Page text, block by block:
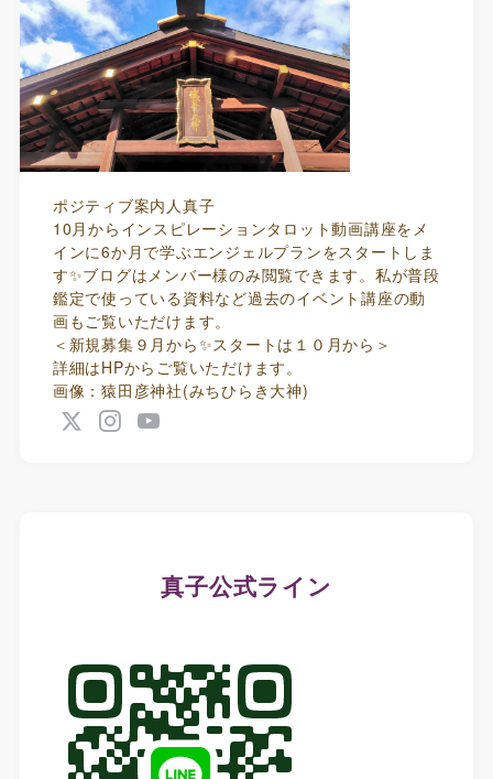
ポジティブ案内人真子
10月からインスピレーションタロット動画講座をメ
インに6か月で学ぶエンジェルプランをスタートしま
す✨ブログはメンバー様のみ閲覧できます。私が普段
鑑定で使っている資料など過去のイベント講座の動
画もご覧いただけます。
＜新規募集９月から✨スタートは１０月から＞
詳細はHPからご覧いただけます。
画像：猿田彦神社(みちひらき大神)
真子公式ライン